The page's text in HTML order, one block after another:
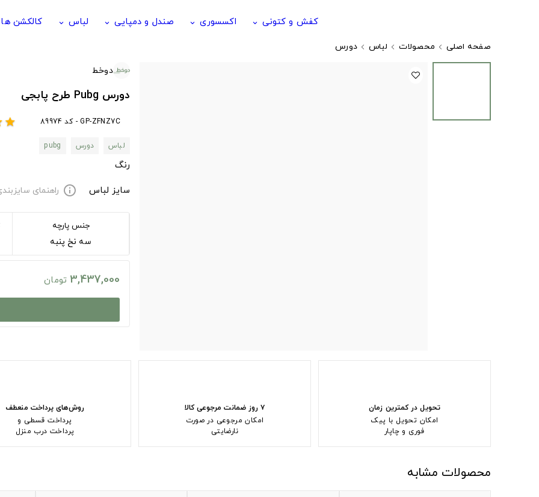
کفش و کتونی keyboard_arrow_down اکسسوری keyboard_arrow_down صندل و دمپایی keyboard_arrow_down لباس keyboard_arrow_down کالکشن ها
صفحه اصلی محصولات لباس
دورس
دوخط
دورس Pubg طرح پابجی
GP-ZFNZ7C - کد 89974 star
لباس
دورس pubg
رنگ
سایز لباس
info راهنمای
جنس پارچه
سه نخ پنبه
3,437,000 تومان
تحویل در کمترین زمان
امکان تحویل با پیک
فوری و چاپار
۷ روز ضمانت مرجوعی کالا
امکان مرجوعی در صورت
نارضایتی
روش‌های پرداخت منعطف
پرداخت قسطی و
پرداخت درب منزل
محصولات مشابه